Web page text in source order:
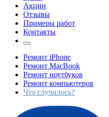
Акции
Отзывы
Примеры работ
Контакты
Ремонт iPhone
Ремонт MacBook
Ремонт ноутбуков
Ремонт компьютеров
Что случилось?